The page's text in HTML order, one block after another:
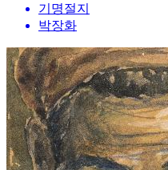
기명절지
박장화